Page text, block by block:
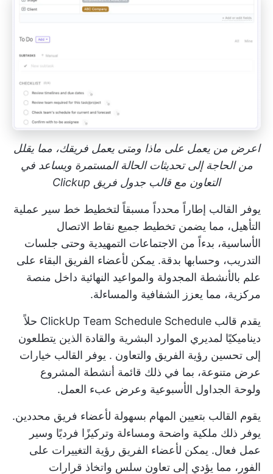
اعرض من يعمل على ماذا ومتى يعمل فريقك، مما يقلل
من الحاجة إلى تحديثات الحالة المستمرة ويساعد في
التعاون مع قالب جدول فريق Clickup
يوفر القالب إطاراً محدداً مسبقاً لتخطيط خط سير عملية
التأهيل، مما يضمن تخطيط جميع نقاط الاتصال
الأساسية، بدءاً من الاجتماعات التمهيدية وحتى جلسات
التدريب، وحسابها بدقة. يمكن لأعضاء الفريق البقاء على
علم بالأنشطة المجدولة والمواعيد النهائية داخل منصة
مركزية، مما يعزز الشفافية والمساءلة.
يقدم قالب ClickUp Team Schedule Schedule حلاً
ديناميكيًا لمديري الموارد البشرية والقادة الذين يتطلعون
إلى تحسين رؤية الفريق والتعاون . يوفر القالب خيارات
عرض متنوعة، بما في ذلك قائمة أنشطة المشروع
ولوحة الجداول الأسبوعية وعرض عبء العمل.
يقوم القالب بتعيين المهام بسهولة لأعضاء فريق محددين.
يوفر ذلك ملكية واضحة ومساءلة وتركيزًا فرديًا وسير
عمل فعال. يمكن لأعضاء الفريق رؤية التغييرات على
الفور، مما يؤدي إلى تعاون سلس واتخاذ قرارات